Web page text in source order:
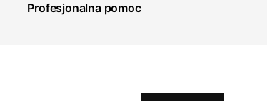
Profesjonalna pomoc